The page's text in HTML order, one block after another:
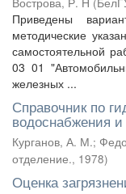
Приведены
методические
самостоятельной
03 01
железных ...
Справочник по
водоснабжения
Курганов, А. М.;
отделение., 1978)
Оценка